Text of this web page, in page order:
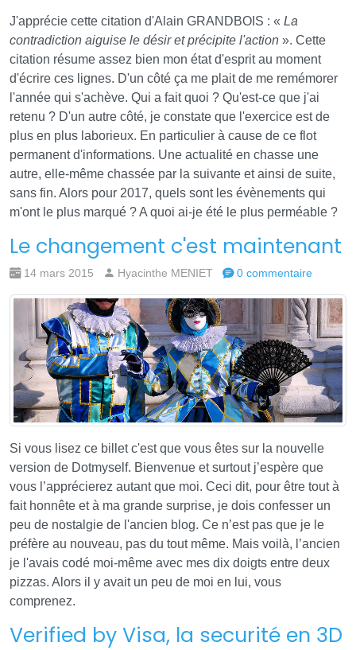
J'apprécie cette citation d'Alain GRANDBOIS : « La
contradiction aiguise le désir et précipite l'action ». Cette
citation résume assez bien mon état d'esprit au moment
d'écrire ces lignes. D'un côté ça me plait de me remémorer
l'année qui s'achève. Qui a fait quoi ? Qu'est-ce que j'ai
retenu ? D'un autre côté, je constate que l'exercice est de
plus en plus laborieux. En particulier à cause de ce flot
permanent d'informations. Une actualité en chasse une
autre, elle-même chassée par la suivante et ainsi de suite,
sans fin. Alors pour 2017, quels sont les évènements qui
m'ont le plus marqué ? A quoi ai-je été le plus perméable ?
Le changement c'est maintenant
14 mars 2015 Hyacinthe MENIET 0 commentaire
Si vous lisez ce billet c'est que vous êtes sur la nouvelle
version de Dotmyself. Bienvenue et surtout j’espère que
vous l’apprécierez autant que moi. Ceci dit, pour être tout à
fait honnête et à ma grande surprise, je dois confesser un
peu de nostalgie de l'ancien blog. Ce n’est pas que je le
préfère au nouveau, pas du tout même. Mais voilà, l’ancien
je l'avais codé moi-même avec mes dix doigts entre deux
pizzas. Alors il y avait un peu de moi en lui, vous
comprenez.
Verified by Visa, la securité en 3D